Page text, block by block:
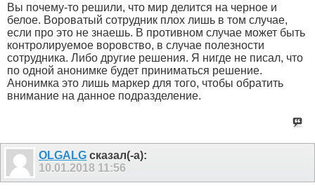
Вы почему-то решили, что мир делится на черное и
белое. Вороватый сотрудник плох лишь в том случае,
если про это не знаешь. В противном случае может быть
контролируемое воровство, в случае полезности
сотрудника. Либо другие решения. Я нигде не писал, что
по одной анонимке будет приниматься решение.
Анонимка это лишь маркер для того, чтобы обратить
внимание на данное подразделение.
OLGALG сказал(-а):
10.01.2018 11:56